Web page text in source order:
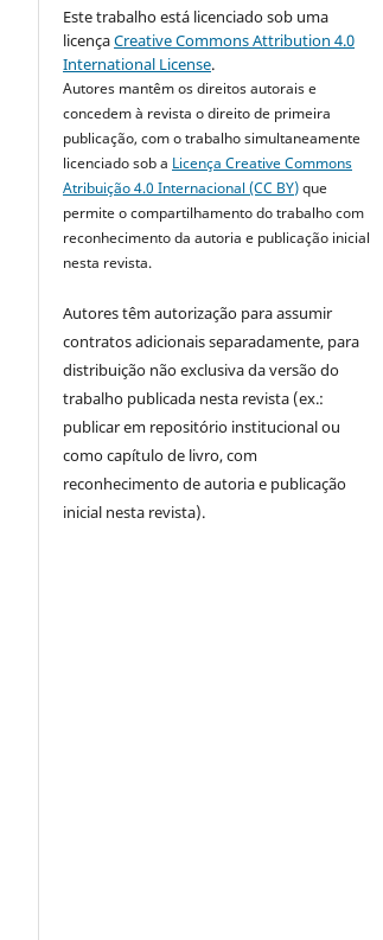
Este trabalho está licenciado sob uma
licençaCreative Commons Attribution 4.0
International License.
Autores mantêm os direitos autorais e
concedem à revista o direito de primeira
publicação, com o trabalho simultaneamente
licenciado sob a Licença Creative Commons
Atribuição 4.0 Internacional (CC BY)que
permite o compartilhamento do trabalho com
reconhecimento da autoria e publicação inicial
nesta revista.
Autores têm autorização para assumir
contratos adicionais separadamente, para
distribuição não exclusiva da versão do
trabalho publicada nesta revista (ex.:
publicar em repositório institucional ou
como capítulo de livro, com
reconhecimento de autoria e publicação
inicial nesta revista).